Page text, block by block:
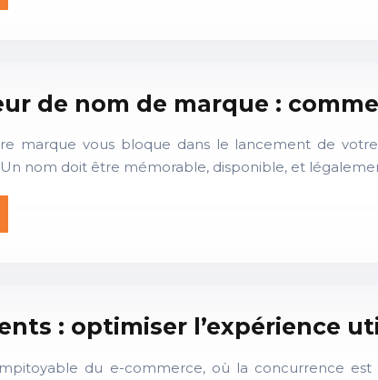
de nom de marque :
marque vous bloque dans le lancement de
nom doit être mémorable, disponible, et
: optimiser l’expérience
impitoyable du e-commerce, où la concurrence